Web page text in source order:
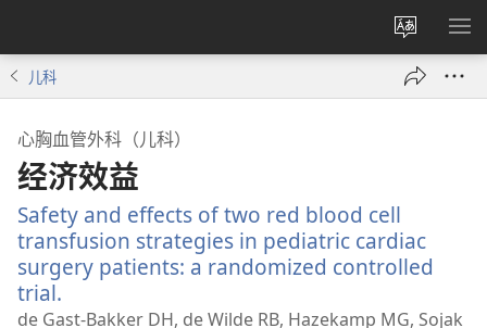
更
改
网
显
儿科
心胸血管外科（儿科）
经济效益
Safety and effects of two red blood cell
transfusion strategies in pediatric cardiac
surgery patients: a randomized controlled
trial.
开
de Gast-Bakker DH, de Wilde RB, Hazekamp MG, Sojak